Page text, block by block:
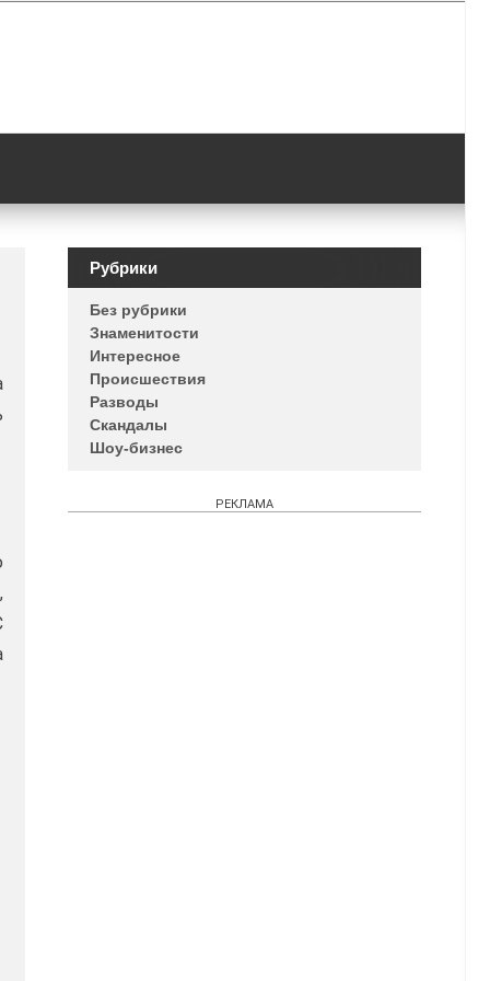
Рубрики
Без рубрики
Знаменитости
Интересное
Происшествия
Разводы
Скандалы
Шоу-бизнес
РЕКЛАМА